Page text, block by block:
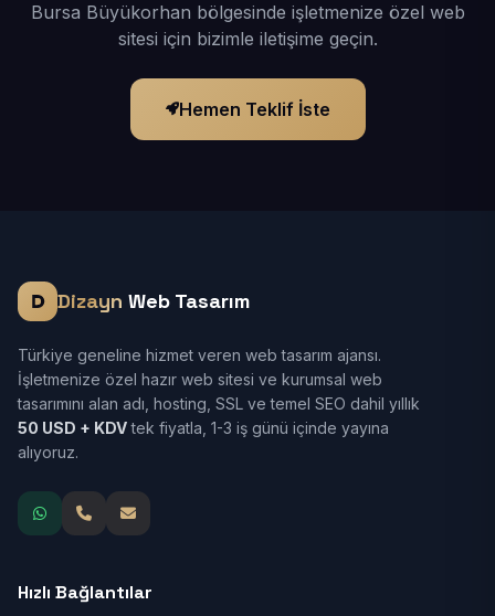
Bursa Büyükorhan bölgesinde işletmenize özel web
sitesi için bizimle iletişime geçin.
Hemen Teklif İste
Dizayn Web Tasarım
Türkiye geneline hizmet veren web tasarım ajansı.
İşletmenize özel hazır web sitesi ve kurumsal web
tasarımını alan adı, hosting, SSL ve temel SEO dahil yıllık
50 USD + KDVtek fiyatla, 1-3 iş günü içinde yayına
alıyoruz.
Hızlı Bağlantılar